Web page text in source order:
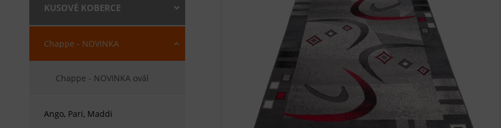
KUSOVÉ KOBERCE
Chappe - NOVINKA
Chappe - NOVINKA ovál
Ango, Pari, Maddi